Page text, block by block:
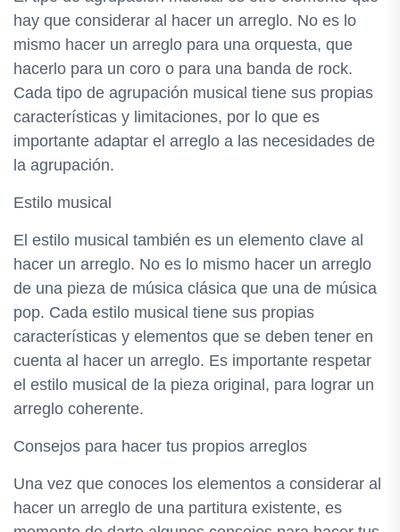
hay que considerar al hacer un arreglo. No es lo
mismo hacer un arreglo para una orquesta, que
hacerlo para un coro o para una banda de rock.
Cada tipo de agrupación musical tiene sus propias
características y limitaciones, por lo que es
importante adaptar el arreglo a las necesidades de
la agrupación.
Estilo musical
El estilo musical también es un elemento clave al
hacer un arreglo. No es lo mismo hacer un arreglo
de una pieza de música clásica que una de música
pop. Cada estilo musical tiene sus propias
características y elementos que se deben tener en
cuenta al hacer un arreglo. Es importante respetar
el estilo musical de la pieza original, para lograr un
arreglo coherente.
Consejos para hacer tus propios arreglos
Una vez que conoces los elementos a considerar al
hacer un arreglo de una partitura existente, es